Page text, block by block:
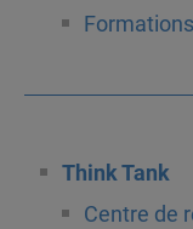
Think Tank
Centre de